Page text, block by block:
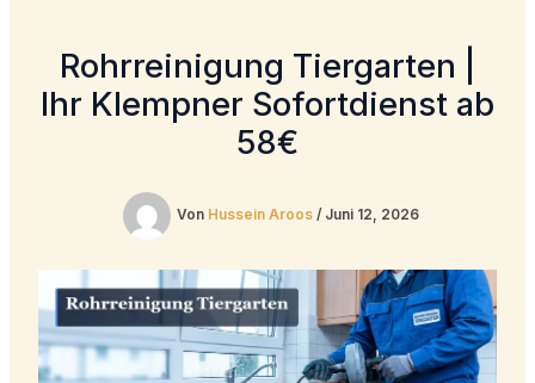
Rohrreinigung Tiergarten |
Ihr Klempner Sofortdienst ab
58€
Von Hussein Aroos / Juni 12, 2026